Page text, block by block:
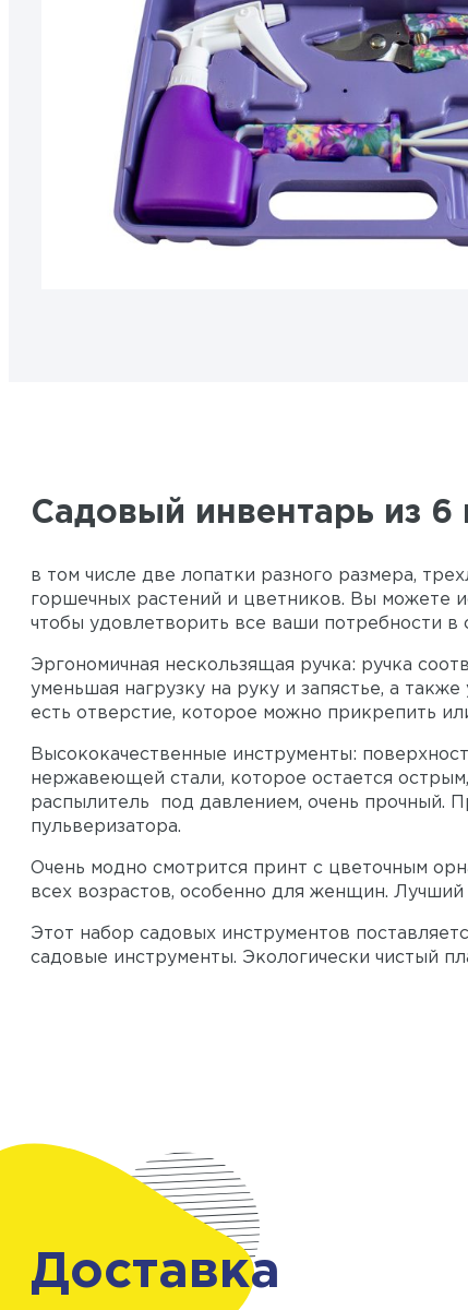
Садовый инвентарь из 6
в том числе две лопатки разного размера,
горшечных растений и цветников. Вы можете
чтобы удовлетворить все ваши потребности в
Эргономичная нескользящая ручка: ручка
уменьшая нагрузку на руку и запястье, а
есть отверстие, которое можно прикрепить
Высококачественные инструменты:
нержавеющей стали, которое остается
распылитель под давлением, очень прочный.
пульверизатора.
Очень модно смотрится принт с цветочным
всех возрастов, особенно для женщин.
Этот набор садовых инструментов
садовые инструменты. Экологически чистый
Доставка